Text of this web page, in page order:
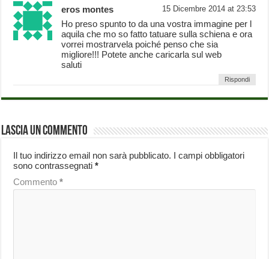
eros montes 15 Dicembre 2014 at 23:53
Ho preso spunto to da una vostra immagine per l
aquila che mo so fatto tatuare sulla schiena e ora
vorrei mostrarvela poiché penso che sia
migliore!!! Potete anche caricarla sul web
saluti
Rispondi
Lascia un commento
Il tuo indirizzo email non sarà pubblicato. I campi obbligatori
sono contrassegnati*
Commento*